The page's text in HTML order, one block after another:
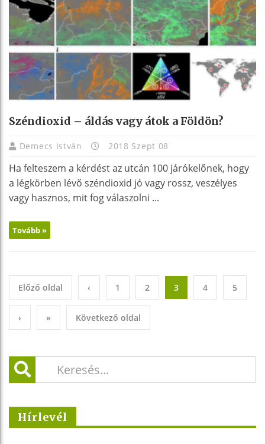
Széndioxid – áldás vagy átok a Földön?
Demecs István 2018 Szept 08
Ha felteszem a kérdést az utcán 100 járókelőnek, hogy
a légkörben lévő széndioxid jó vagy rossz, veszélyes
vagy hasznos, mit fog válaszolni ...
Tovább »
Előző oldal ‹ 1 2 3 4 5
› » Következő oldal
Hírlevél